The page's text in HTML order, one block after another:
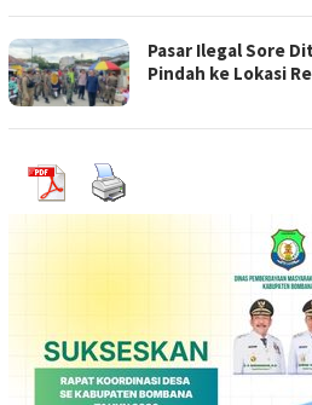
Pasar Ilegal Sore
Pindah ke Lokasi